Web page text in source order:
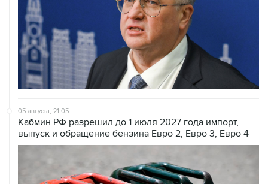
05 августа, 21:05
Кабмин РФ разрешил до 1 июля 2027 года импорт,
выпуск и обращение бензина Евро 2, Евро 3, Евро 4